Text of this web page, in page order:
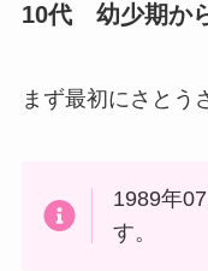
10代 幼少期か
まず最初にさとう
1989年
す。